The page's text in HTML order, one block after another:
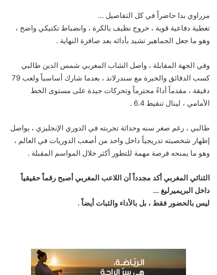
مزراوي بدا حاضراً في كل التفاصيل …
تغطية دفاعية قوية ، خروج نظيف بالكرة ، وانضباط تكتيكي واضح ،
وهو ما جعل الجماهير تشيد بأدائه بعد صافرة النهاية .
وفي الجهة المقابلة ، واصل الشاب المغربي شمس الدين طالبي
كسب الدقائق والخبرة مع سندرلاند ، بعدما شارك أساسياً ولعب 79
دقيقة ، مقدماً أداءً محترماً وتحركات جيدة على مستوى الخط
الأمامي ، لينال تنقيط 6.4 .
طالبي ، رغم صغر سنه وحداثة تجربته في الدوري الإنجليزي ، يواصل
إظهار شخصيته تدريجياً داخل واحد من أصعب الدوريات في العالم ،
وهو ما يمنحه فرصة مهمة للتطور أكثر خلال المواسم المقبلة .
الثنائي المغربي أكد مجدداً أن اللاعب المغربي أصبح رقماً حقيقياً
داخل البريميرليغ …
ليس بالحضور فقط ، بل بالأداء والثبات أيضاً .